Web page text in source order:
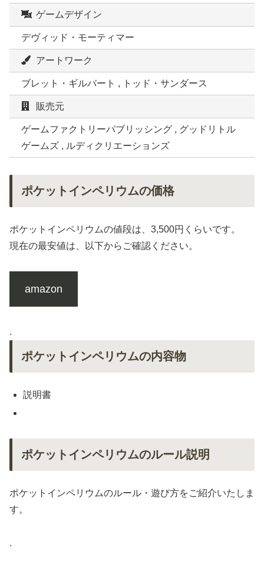
ゲームデザイン
デヴィッド・モーティマー
アートワーク
ブレット・ギルバート , トッド・サンダース
販売元
ゲームファクトリーパブリッシング , グッドリトル
ゲームズ , ルディクリエーションズ
ポケットインペリウムの価格
ポケットインペリウムの値段は、3,500円くらいです。
現在の最安値は、以下からご確認ください。
amazon
.
ポケットインペリウムの内容物
説明書
ポケットインペリウムのルール説明
ポケットインペリウムのルール・遊び方をご紹介いたしま
す。
.